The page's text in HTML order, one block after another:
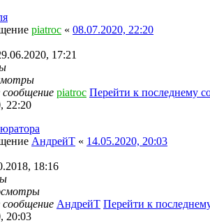
piatroc « 08.07.2020, 22:20
17:21
сообщение piatroc Перейти к последнему
22:20
АндрейТ « 14.05.2020, 20:03
18:16
сообщение АндрейТ Перейти к
20:03